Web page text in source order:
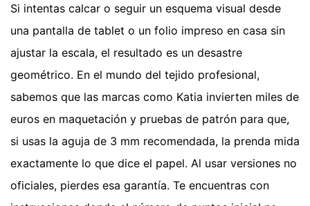
Si intentas calcar o seguir un esquema visual desde
una pantalla de tablet o un folio impreso en casa sin
ajustar la escala, el resultado es un desastre
geométrico. En el mundo del tejido profesional,
sabemos que las marcas como Katia invierten miles de
euros en maquetación y pruebas de patrón para que,
si usas la aguja de 3 mm recomendada, la prenda mida
exactamente lo que dice el papel. Al usar versiones no
oficiales, pierdes esa garantía. Te encuentras con